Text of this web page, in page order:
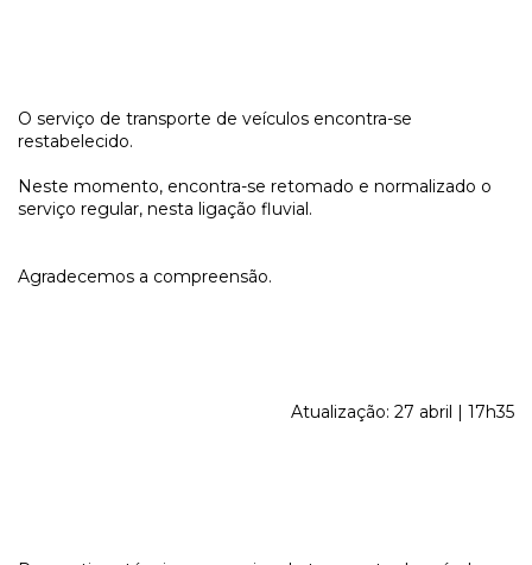
O serviço de transporte de veículos encontra-se
restabelecido.
Neste momento, encontra-se retomado e normalizado o
serviço regular, nesta ligação fluvial.
Agradecemos a compreensão.
Atualização: 27 abril | 17h35